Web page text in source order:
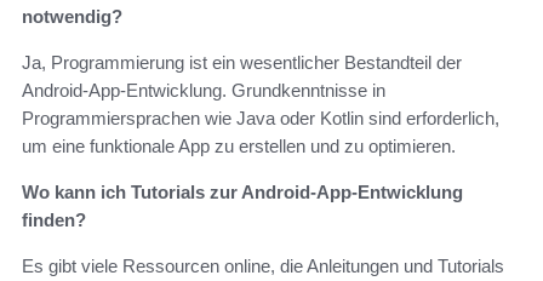
notwendig?
Ja, Programmierung ist ein wesentlicher Bestandteil der
Android-App-Entwicklung. Grundkenntnisse in
Programmiersprachen wie Java oder Kotlin sind erforderlich,
um eine funktionale App zu erstellen und zu optimieren.
Wo kann ich Tutorials zur Android-App-Entwicklung
finden?
Es gibt viele Ressourcen online, die Anleitungen und Tutorials